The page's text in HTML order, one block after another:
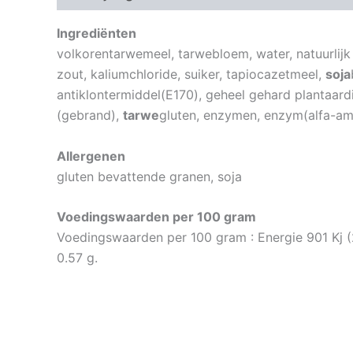
Ingrediënten
volkorentarwemeel, tarwebloem, water,
zout, kaliumchloride, suiker, tapiocazetmeel, soja
antiklontermiddel(E170), geheel gehard
(gebrand), tarwegluten, enzymen, enzym(alfa-
Allergenen
gluten bevattende granen, soja
Voedingswaarden per 100 gram
Voedingswaarden per 100 gram : Energie 901
0.57 g.